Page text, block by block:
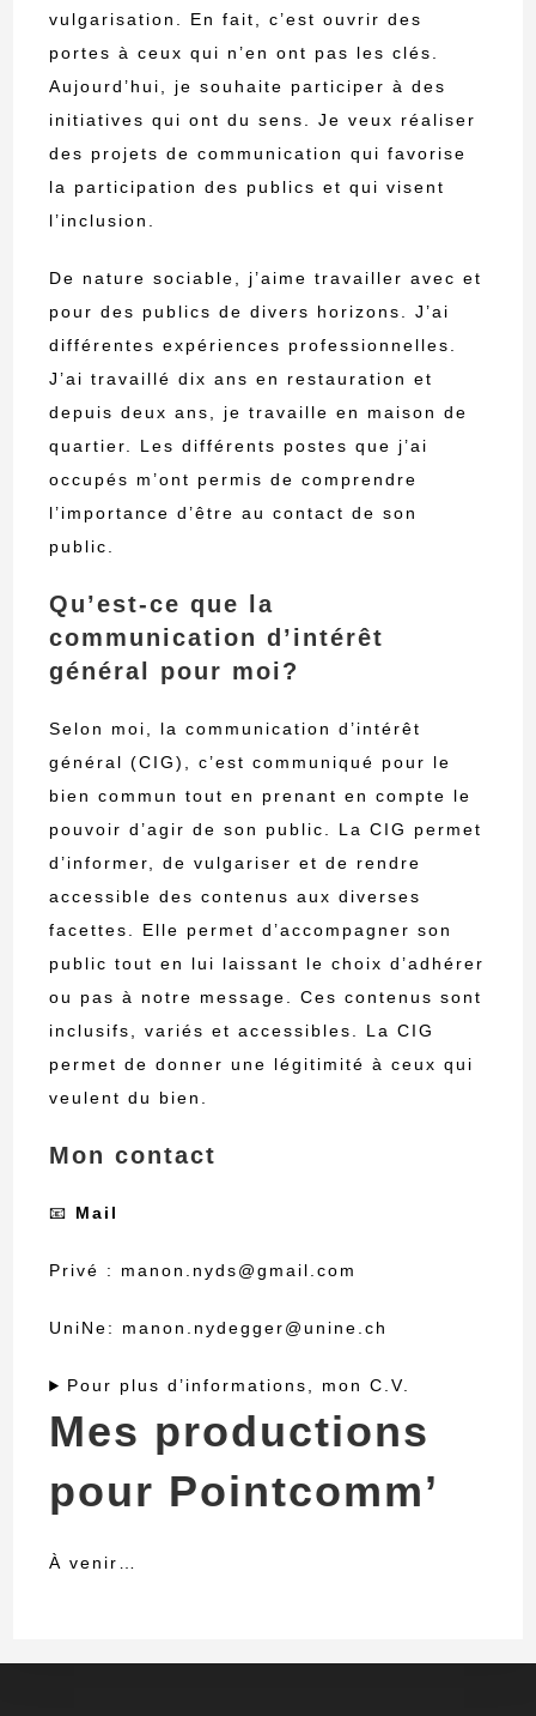
vulgarisation. En fait, c’est ouvrir des
portes à ceux qui n’en ont pas les clés.
Aujourd’hui, je souhaite participer à des
initiatives qui ont du sens. Je veux réaliser
des projets de communication qui favorise
la participation des publics et qui visent
l’inclusion.
De nature sociable, j’aime travailler avec et
pour des publics de divers horizons. J’ai
différentes expériences professionnelles.
J’ai travaillé dix ans en restauration et
depuis deux ans, je travaille en maison de
quartier. Les différents postes que j’ai
occupés m’ont permis de comprendre
l’importance d’être au contact de son
public.
Qu’est-ce que la
communication d’intérêt
général pour moi?
Selon moi, la communication d’intérêt
général (CIG), c’est communiqué pour le
bien commun tout en prenant en compte le
pouvoir d’agir de son public. La CIG permet
d’informer, de vulgariser et de rendre
accessible des contenus aux diverses
facettes. Elle permet d’accompagner son
public tout en lui laissant le choix d’adhérer
ou pas à notre message. Ces contenus sont
inclusifs, variés et accessibles. La CIG
permet de donner une légitimité à ceux qui
veulent du bien.
Mon contact
📧 Mail
Privé : manon.nyds@gmail.com
UniNe: manon.nydegger@unine.ch
Pour plus d’informations, mon C.V.
Mes productions
pour Pointcomm’
À venir…